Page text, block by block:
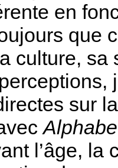
en
que
culture,
sur
l’âge, la